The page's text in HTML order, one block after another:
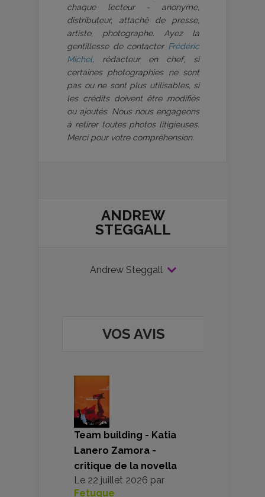
chaque lecteur - anonyme,
distributeur, attaché de presse,
artiste, photographe. Ayez la
gentillesse de contacter Frédéric
Michel, rédacteur en chef, si
certaines photographies ne sont
pas ou ne sont plus utilisables, si
les crédits doivent être modifiés
ou ajoutés. Nous nous engageons
à retirer toutes photos litigieuses.
Merci pour votre compréhension.
ANDREW
STEGGALL
Andrew Steggall
VOS AVIS
Team building - Katia
Lanero Zamora -
critique de la novella
Le 22 juillet 2026 par
Fetuque